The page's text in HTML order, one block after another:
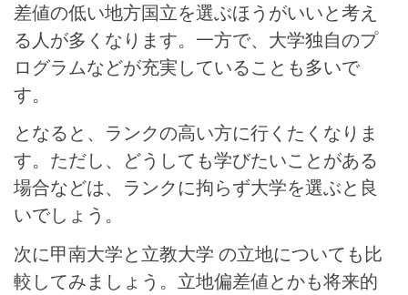
差値の低い地方国立を選ぶほうがいいと考え
る人が多くなります。一方で、大学独自のプ
ログラムなどが充実していることも多いで
す。
となると、ランクの高い方に行くたくなりま
す。ただし、どうしても学びたいことがある
場合などは、ランクに拘らず大学を選ぶと良
いでしょう。
次に甲南大学と立教大学 の立地についても比
較してみましょう。立地偏差値とかも将来的